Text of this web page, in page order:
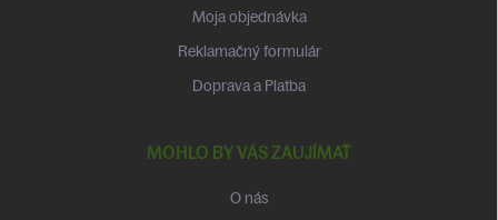
Moja objednávka
Reklamačný formulár
Doprava a Platba
MOHLO BY VÁS ZAUJÍMAŤ
O nás